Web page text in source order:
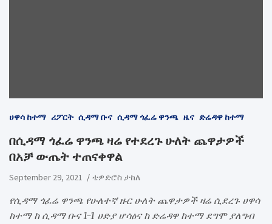
ሀዋሳ ከተማ ሪፖርት ሲዳማ ቡና ሲዳማ ጎፈሬ ዋንጫ ዜና ድሬዳዋ ከተማ
በሲዳማ ጎፈሬ ዋንጫ ዛሬ የተደረጉ ሁለት ጨዋታዎች
በአቻ ውጤት ተጠናቀዋል
September 29, 2021 ቴዎድሮስ ታከለ
የሲዳማ ጎፈሬ ዋንጫ የሁለተኛ ዙር ሁለት ጨዋታዎች ዛሬ ሲደረጉ ሀዋሳ
ከተማ ከ ሲዳማ ቡና 1-1 ሀድያ ሆሳዕና ከ ድሬዳዋ ከተማ ደግሞ ያለግብ